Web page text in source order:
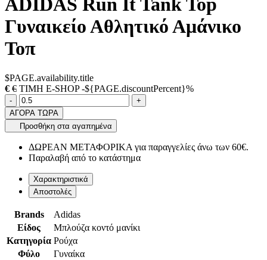
ADIDAS Run It Tank Top
Γυναικείο Αθλητικό Αμάνικο
Τοπ
$PAGE.availability.title
€ € ΤΙΜΗ E-SHOP -${PAGE.discountPercent}%
Ποσότητα
-product.increase.quantity +
ΑΓΟΡΑ ΤΩΡΑ
Προσθήκη στα αγαπημένα
ΔΩΡΕΑΝ ΜΕΤΑΦΟΡΙΚΑ για παραγγελίες άνω των 60€.
Παραλαβή από το κατάστημα
Χαρακτηριστικά
Αποστολές
Brands
Adidas
Είδος
Μπλούζα κοντό μανίκι
Κατηγορία Ρούχα
Φύλο
Γυναίκα